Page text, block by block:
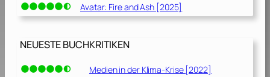
Avatar: Fire and Ash [2025]
NEUESTE BUCHKRITIKEN
Medien in der Klima-Krise [2022]